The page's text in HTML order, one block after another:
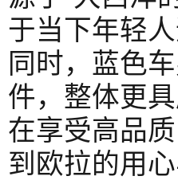
于当下年轻
同时，蓝色
件，整体更
在享受高品
到欧拉的用心